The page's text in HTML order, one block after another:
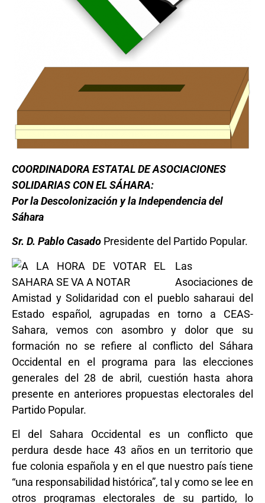
COORDINADORA ESTATAL DE ASOCIACIONES
SOLIDARIAS CON EL SÁHARA:
Por la Descolonización y la Independencia del
Sáhara
Sr. D. Pablo Casado Presidente del Partido Popular.
Las
Asociaciones de
Amistad y Solidaridad con el pueblo saharaui del
Estado español, agrupadas en torno a CEAS-
Sahara, vemos con asombro y dolor que su
formación no se refiere al conflicto del Sáhara
Occidental en el programa para las elecciones
generales del 28 de abril, cuestión hasta ahora
presente en anteriores propuestas electorales del
Partido Popular.
El del Sahara Occidental es un conflicto que
perdura desde hace 43 años en un territorio que
fue colonia española y en el que nuestro país tiene
“una responsabilidad histórica”, tal y como se lee en
otros programas electorales de su partido, lo